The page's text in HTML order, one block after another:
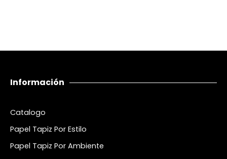
Información
Catalogo
Papel Tapiz Por Estilo
Papel Tapiz Por Ambiente